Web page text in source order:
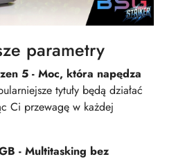
parametry
5 - Moc, która napędza
tytuły będą działać
Ci przewagę w każdej
- Multitasking bez